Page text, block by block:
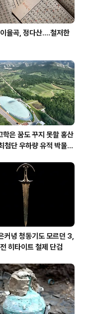
율곡, 정다산....철저한
학은 꿈도 꾸지 못할 홍산
첨단 우하량 유적 박물관
커녕 청동기도 모르던 3,
히타이트 철제 단검